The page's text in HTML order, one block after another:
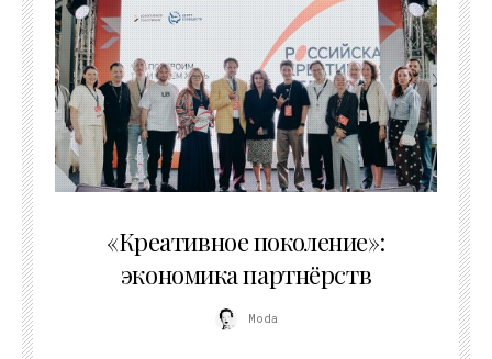
«Креативное поколение»:
экономика партнёрств
Moda